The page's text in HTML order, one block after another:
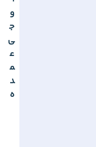
و
ج
ی
ع
م
د
ه